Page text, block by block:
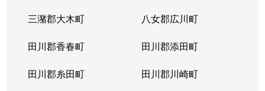
三潴郡大木町 八女郡広川町
田川郡香春町 田川郡添田町
田川郡糸田町 田川郡川崎町